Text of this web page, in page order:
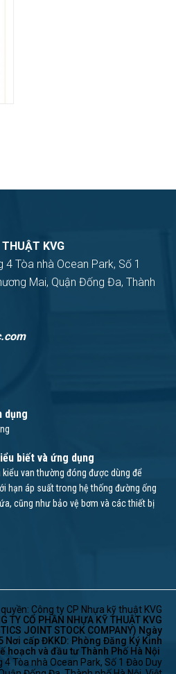
KVG
Tòa nhà Ocean Park, Số 1
Mai, Quận Đống Đa, Thành
dụng
biết và ứng dụng
kiểu van thường đóng được dùng để
hạn áp suất trong hệ thống đường ống
cũng như bảo vệ bơm và các thiết bị
Công ty CP Nhựa kỹ thuật KVG
TY CỔ PHẦN NHỰA KỸ THUẬT KVG
JOINT STOCK COMPANY) Ngày
Nơi cấp ĐKKD: Phòng Đăng Ký Kinh
hoạch và đầu tư Thành Phố Hà Nội
Tòa nhà Ocean Park, Số 1 Đào Duy